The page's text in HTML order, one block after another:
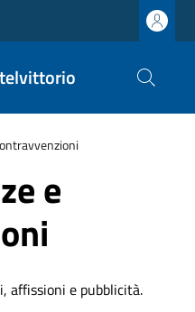
e
affissioni e pubblicità.